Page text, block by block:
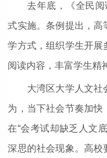
去年底，《全民阅
式实施。条例提出，高
学方式，组织学生开展
阅读内容，丰富学生精
大湾区大学人文社
为，当下社会节奏加
在“会考试却缺乏人文
深思的社会现象。高校